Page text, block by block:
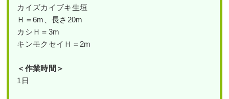
カイズカイブキ生垣
Ｈ＝6m、長さ20m
カシＨ＝3m
キンモクセイＨ＝2m
＜作業時間＞
1日